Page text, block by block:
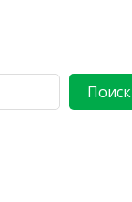
Поиск